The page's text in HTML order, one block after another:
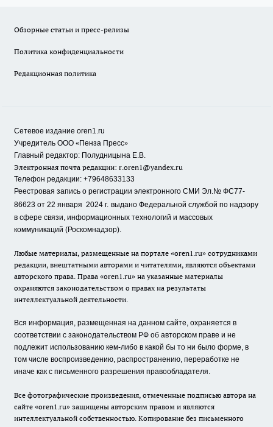
Обзорные статьи и пресс-релизы
Политика конфиденциальности
Редакционная политика
Сетевое издание oren1.ru
Учредитель ООО «Пенза Пресс»
Главный редактор: Полудницына Е.В.
Электронная почта редакции: r.oren1@yandex.ru
Телефон редакции: +79648633133
Реестровая запись о регистрации электронного СМИ Эл.№ ФС77-
86623 от 22 января 2024 г. выдано Федеральной службой по надзору
в сфере связи, информационных технологий и массовых
коммуникаций (Роскомнадзор).
Любые материалы, размещенные на портале «oren1.ru» сотрудниками
редакции, внештатными авторами и читателями, являются объектами
авторского права. Права «oren1.ru» на указанные материалы
охраняются законодательством о правах на результаты
интеллектуальной деятельности.
Вся информация, размещенная на данном сайте, охраняется в
соответствии с законодательством РФ об авторском праве и не
подлежит использованию кем-либо в какой бы то ни было форме, в
том числе воспроизведению, распространению, переработке не
иначе как с письменного разрешения правообладателя.
Все фотографические произведения, отмеченные подписью автора на
сайте «oren1.ru» защищены авторским правом и являются
интеллектуальной собственностью. Копирование без письменного